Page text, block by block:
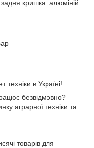
кришка: алюміній
в Україні!
безвідмовно?
аграрної техніки та
товарів для